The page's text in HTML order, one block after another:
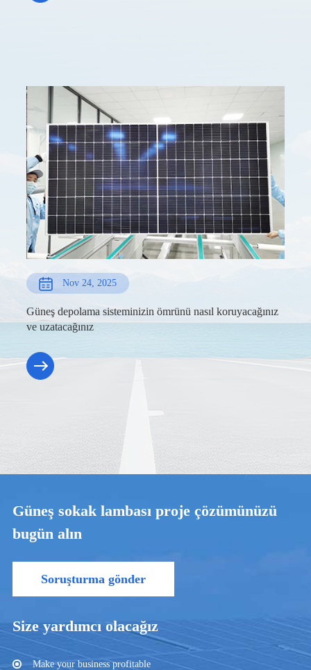
Nov 24, 2025
Güneş depolama sisteminizin ömrünü nasıl koruyacağınız
ve uzatacağınız
Güneş sokak lambası proje çözümünüzü
bugün alın
Soruşturma gönder
Size yardımcı olacağız
Make your business profitable